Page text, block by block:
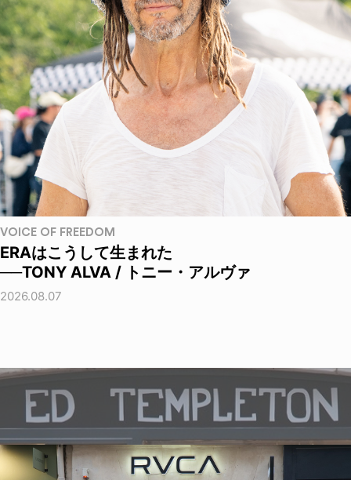
VOICE OF FREEDOM
ERAはこうして生まれた
──TONY ALVA / トニー・アルヴァ
2026.08.07